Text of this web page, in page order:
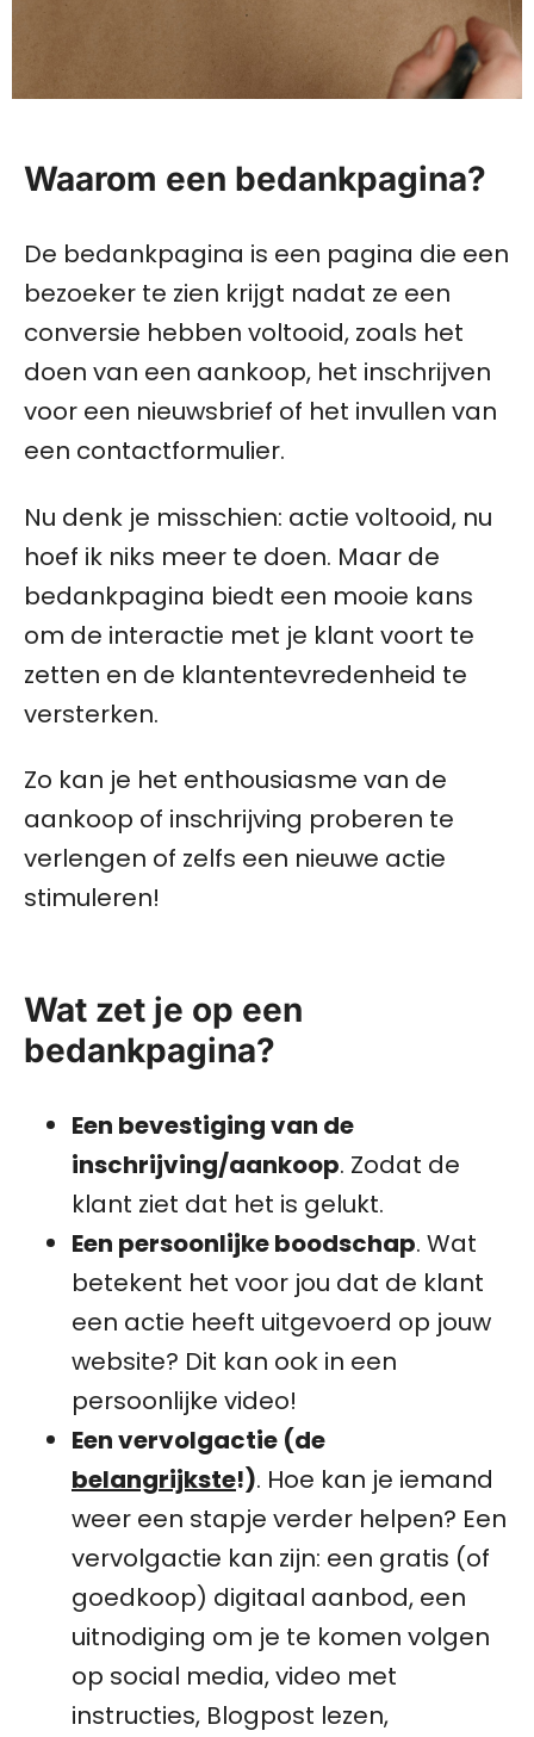
Waarom een bedankpagina?
De bedankpagina is een pagina die een
bezoeker te zien krijgt nadat ze een
conversie hebben voltooid, zoals het
doen van een aankoop, het inschrijven
voor een nieuwsbrief of het invullen van
een contactformulier.
Nu denk je misschien: actie voltooid, nu
hoef ik niks meer te doen. Maar de
bedankpagina biedt een mooie kans
om de interactie met je klant voort te
zetten en de klantentevredenheid te
versterken.
Zo kan je het enthousiasme van de
aankoop of inschrijving proberen te
verlengen of zelfs een nieuwe actie
stimuleren!
Wat zet je op een
bedankpagina?
Een bevestiging van de
inschrijving/aankoop. Zodat de
klant ziet dat het is gelukt.
Een persoonlijke boodschap. Wat
betekent het voor jou dat de klant
een actie heeft uitgevoerd op jouw
website? Dit kan ook in een
persoonlijke video!
Een vervolgactie (de
belangrijkste!). Hoe kan je iemand
weer een stapje verder helpen? Een
vervolgactie kan zijn: een gratis (of
goedkoop) digitaal aanbod, een
uitnodiging om je te komen volgen
op social media, video met
instructies, Blogpost lezen,